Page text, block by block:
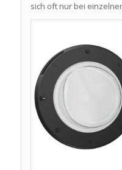
sich oft nur bei